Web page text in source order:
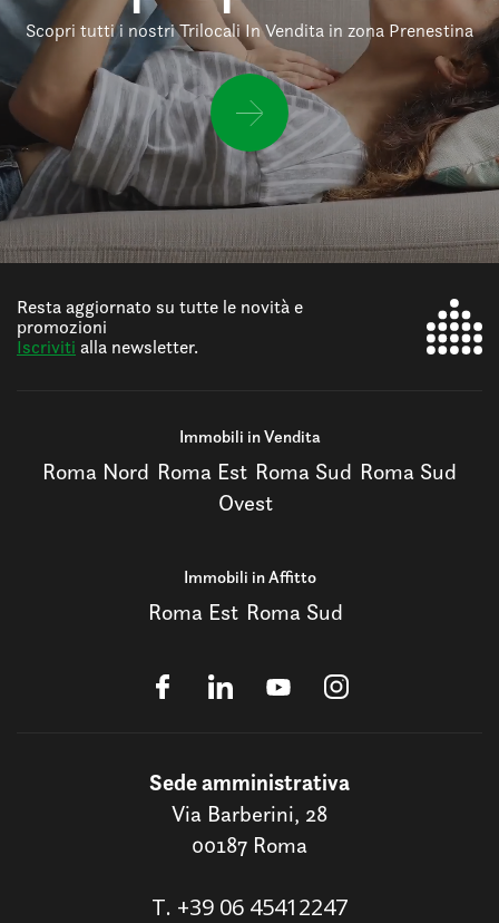
Scopri tutti i nostri Trilocali In Vendita in zona Prenestina
Resta aggiornato su tutte le novità e
promozioni
Iscriviti alla newsletter.
Immobili in Vendita
Roma Nord Roma Est Roma Sud Roma Sud
Ovest
Immobili in Affitto
Roma Est Roma Sud
Sede amministrativa
Via Barberini, 28
00187 Roma
T. +39 06 45412247